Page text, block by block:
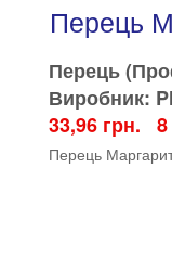
Перець
Перець
Виробник:
33,96 грн.
Перець